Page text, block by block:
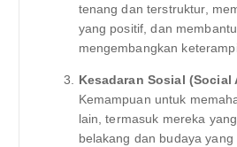
tenang dan terstruktur,
yang positif, dan
mengembangkan
Kesadaran Sosial (Social
Kemampuan untuk
lain, termasuk mereka
belakang dan budaya